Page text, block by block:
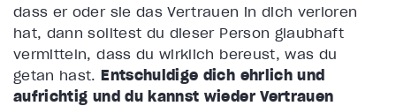
dass er oder sie das Vertrauen in dich verloren
hat, dann solltest du dieser Person glaubhaft
vermitteln, dass du wirklich bereust, was du
getan hast.Entschuldige dich ehrlich und
aufrichtig und du kannst wieder Vertrauen